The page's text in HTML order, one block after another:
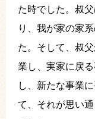
た時でした。叔
り、我が家の家
た。そして、叔
業し、実家に戻
し、新たな事業
て、それが思い